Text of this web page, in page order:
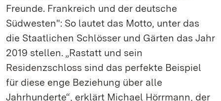
Freunde. Frankreich und der deutsche
Südwesten": So lautet das Motto, unter das
die Staatlichen Schlösser und Gärten das Jahr
2019 stellen. „Rastatt und sein
Residenzschloss sind das perfekte Beispiel
für diese enge Beziehung über alle
Jahrhunderte“, erklärt Michael Hörrmann, der